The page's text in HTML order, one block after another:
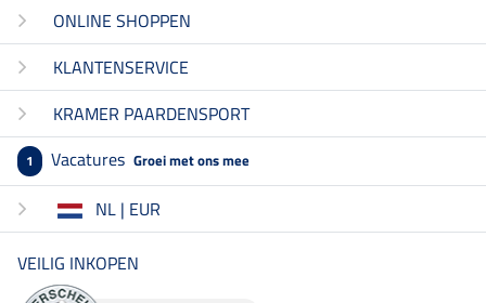
ONLINE SHOPPEN
KLANTENSERVICE
KRAMER PAARDENSPORT
1 Vacatures Groei met ons mee
NL | EUR
VEILIG INKOPEN